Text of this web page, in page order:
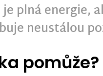
plná energie,
neustálou
pomůže?